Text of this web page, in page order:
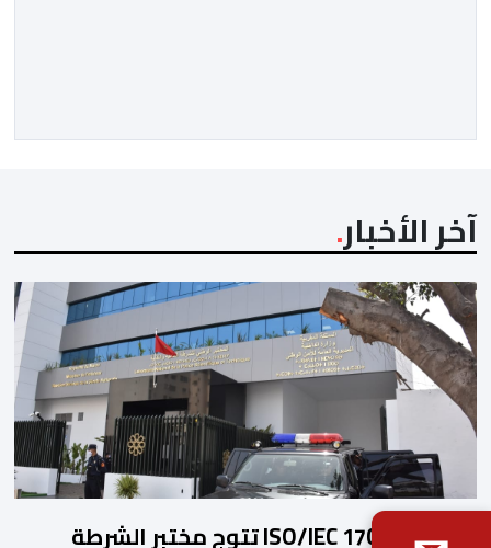
يقتات على استعطاف الجماهير ودغدغة […]
آخر الأخبار
شهادة ISO/IEC 17025 تتوج مختبر الشرطة